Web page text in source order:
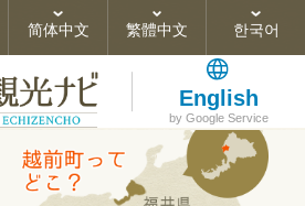
简体中文 繁體中文 한국어
English
by Google Service